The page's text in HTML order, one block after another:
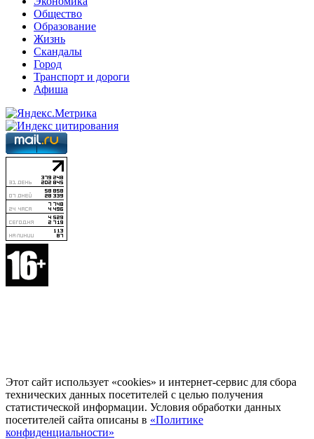
Общество
Образование
Жизнь
Скандалы
Город
Транспорт и дороги
Афиша
Этот сайт использует «cookies» и интернет-сервис для сбора
технических данных посетителей с целью получения
статистической информации. Условия обработки данных
посетителей сайта описаны в «Политике
конфиденциальности»